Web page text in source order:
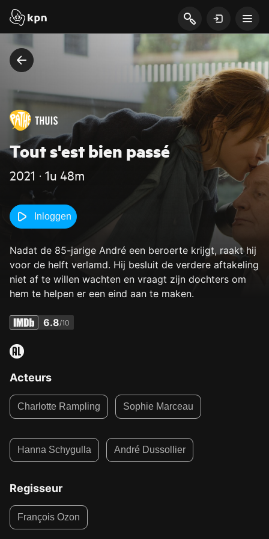
Tout s'est bien passé
2021 ‧ 1u 48m
Inloggen
Nadat de 85-jarige André een beroerte krijgt, raakt hij
voor de helft verlamd. Hij besluit de verdere aftakeling
niet af te willen wachten en vraagt zijn dochters om
hem te helpen er een eind aan te maken.
6.8/10
Acteurs
Charlotte Rampling Sophie Marceau
Hanna Schygulla André Dussollier
Regisseur
François Ozon